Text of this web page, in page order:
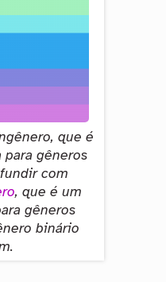
que é
para gêneros
com
, que é um
gêneros
binário